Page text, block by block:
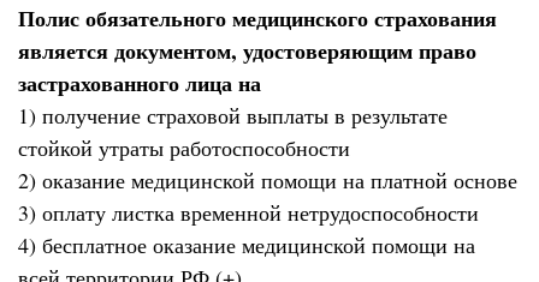
Полис обязательного медицинского страхования
является документом, удостоверяющим право
застрахованного лица на
1) получение страховой выплаты в результате
стойкой утраты работоспособности
2) оказание медицинской помощи на платной основе
3) оплату листка временной нетрудоспособности
4) бесплатное оказание медицинской помощи на